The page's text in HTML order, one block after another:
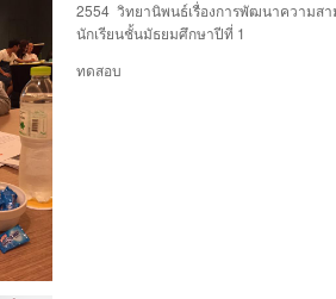
2554 วิทยานิพนธ์เรื่องการพัฒนาความส
นักเรียนชั้นมัธยมศึกษาปีที่ 1
ทดสอบ